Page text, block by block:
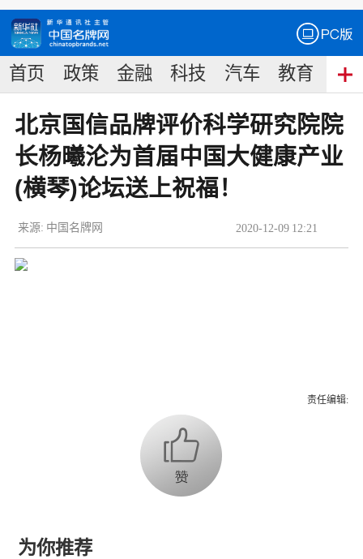
首页 政策 金融 科技 汽车 教育 食
北京国信品牌评价科学研究院院
长杨曦沦为首届中国大健康产业
(横琴)论坛送上祝福！
2020-12-09 12:21
来源: 中国名牌网
责任编辑:
为你推荐